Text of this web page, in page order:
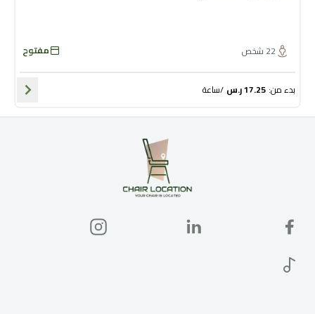
22 شخص مفتوح
بدء من:
17.25ر.س /ساعة